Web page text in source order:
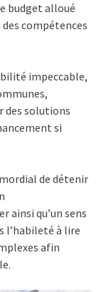
budget alloué
compétences
impeccable,
des solutions
si
de détenir
ainsi qu’un sens
l’habileté à lire
afin